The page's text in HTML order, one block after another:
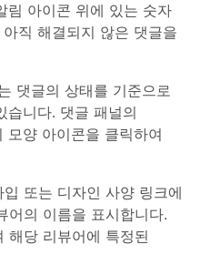
림 아이콘 위에 있는 숫자
직 해결되지 않은 댓글을
댓글의 상태를 기준으로
습니다. 댓글 패널의
모양 아이콘을 클릭하여
또는 디자인 사양 링크에
어의 이름을 표시합니다.
해당 리뷰어에 특정된